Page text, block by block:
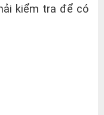
kiểm tra để có